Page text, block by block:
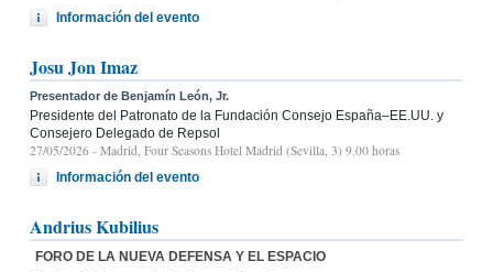
Información del evento
Josu Jon Imaz
Presentador de Benjamín León, Jr.
Presidente del Patronato de la Fundación Consejo España–EE.UU. y
Consejero Delegado de Repsol
27/05/2026 - Madrid, Four Seasons Hotel Madrid (Sevilla, 3) 9.00 horas
Información del evento
Andrius Kubilius
FORO DE LA NUEVA DEFENSA Y EL ESPACIO